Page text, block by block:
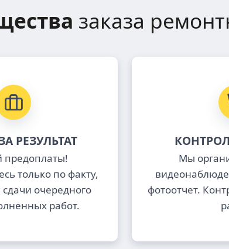
заказа
РЕЗУЛЬТАТ
предоплаты!
только по факту,
очередного
работ.
Мы
фотоотчет.